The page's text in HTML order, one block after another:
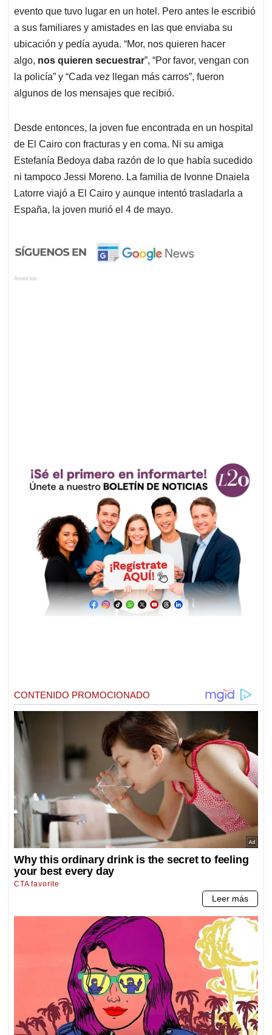
evento que tuvo lugar en un hotel. Pero antes le escribió
a sus familiares y amistades en las que enviaba su
ubicación y pedía ayuda. “Mor, nos quieren hacer
algo, nos quieren secuestrar”, “Por favor, vengan con
la policía” y “Cada vez llegan más carros”, fueron
algunos de los mensajes que recibió.
Desde entonces, la joven fue encontrada en un hospital
de El Cairo con fracturas y en coma. Ni su amiga
Estefanía Bedoya daba razón de lo que había sucedido
ni tampoco Jessi Moreno. La familia de Ivonne Dnaiela
Latorre viajó a El Cairo y aunque intentó trasladarla a
España, la joven murió el 4 de mayo.
Anuncios.